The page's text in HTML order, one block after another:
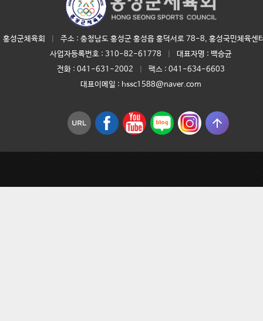
홍성군체육회
주소 : 충청남도 홍성군 홍성읍 홍덕서로 78-8, 홍성국민체육센
사업자등록번호 : 310-82-61778 대표자명 : 백승균
전화 : 041-631-2002
팩스 : 041-634-6603
대표이메일 : hssc1588@naver.com
arrow_upward